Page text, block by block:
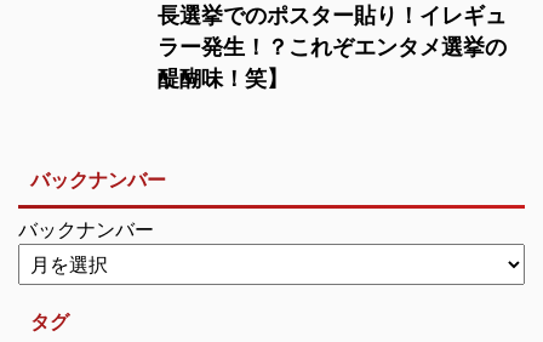
長選挙でのポスター貼り！イレギュ
ラー発生！？これぞエンタメ選挙の
醍醐味！笑】
バックナンバー
バックナンバー
タグ